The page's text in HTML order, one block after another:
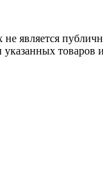
является
товаров